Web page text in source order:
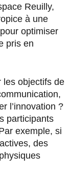
Reuilly,
à une
optimiser
pris en
les objectifs de
l’innovation ?
participants
exemple, si
des